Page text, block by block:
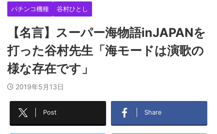
パチンコ機種 谷村ひとし
【名言】スーパー海物語inJAPANを
打った谷村先生「海モードは演歌の
様な存在です」
2019年5月13日
Post Share